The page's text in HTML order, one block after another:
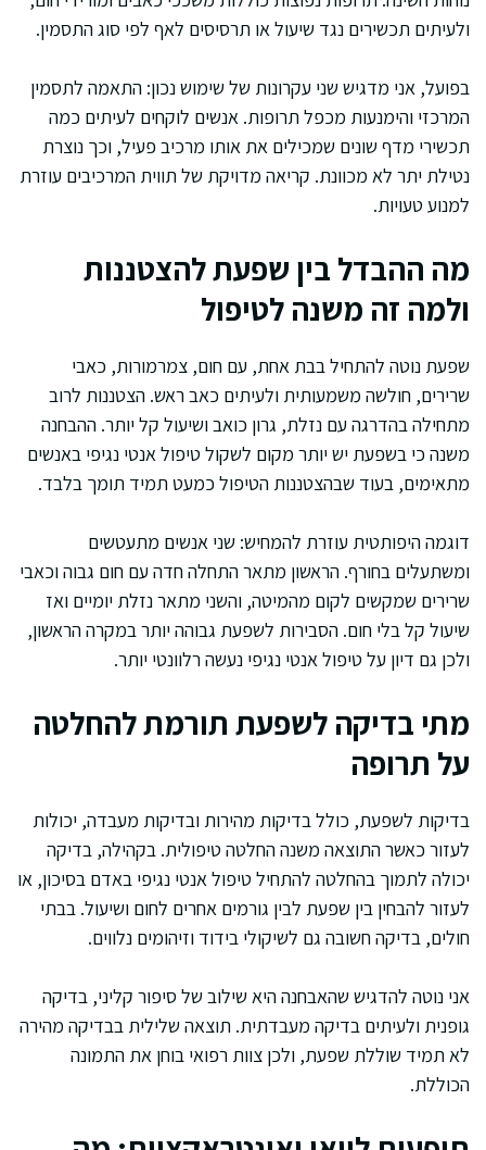
ולעיתים תכשירים נגד שיעול או תרסיסים לאף לפי סוג התסמין.
בפועל, אני מדגיש שני עקרונות של שימוש נכון: התאמה לתסמין
המרכזי והימנעות מכפל תרופות. אנשים לוקחים לעיתים כמה
תכשירי מדף שונים שמכילים את אותו מרכיב פעיל, וכך נוצרת
נטילת יתר לא מכוונת. קריאה מדויקת של תווית המרכיבים עוזרת
למנוע טעויות.
מה ההבדל בין שפעת להצטננות
ולמה זה משנה לטיפול
שפעת נוטה להתחיל בבת אחת, עם חום, צמרמורות, כאבי
שרירים, חולשה משמעותית ולעיתים כאב ראש. הצטננות לרוב
מתחילה בהדרגה עם נזלת, גרון כואב ושיעול קל יותר. ההבחנה
משנה כי בשפעת יש יותר מקום לשקול טיפול אנטי נגיפי באנשים
מתאימים, בעוד שבהצטננות הטיפול כמעט תמיד תומך בלבד.
דוגמה היפותטית עוזרת להמחיש: שני אנשים מתעטשים
ומשתעלים בחורף. הראשון מתאר התחלה חדה עם חום גבוה וכאבי
שרירים שמקשים לקום מהמיטה, והשני מתאר נזלת יומיים ואז
שיעול קל בלי חום. הסבירות לשפעת גבוהה יותר במקרה הראשון,
ולכן גם דיון על טיפול אנטי נגיפי נעשה רלוונטי יותר.
מתי בדיקה לשפעת תורמת להחלטה
על תרופה
בדיקות לשפעת, כולל בדיקות מהירות ובדיקות מעבדה, יכולות
לעזור כאשר התוצאה משנה החלטה טיפולית. בקהילה, בדיקה
יכולה לתמוך בהחלטה להתחיל טיפול אנטי נגיפי באדם בסיכון, או
לעזור להבחין בין שפעת לבין גורמים אחרים לחום ושיעול. בבתי
חולים, בדיקה חשובה גם לשיקולי בידוד וזיהומים נלווים.
אני נוטה להדגיש שהאבחנה היא שילוב של סיפור קליני, בדיקה
גופנית ולעיתים בדיקה מעבדתית. תוצאה שלילית בבדיקה מהירה
לא תמיד שוללת שפעת, ולכן צוות רפואי בוחן את התמונה
הכוללת.